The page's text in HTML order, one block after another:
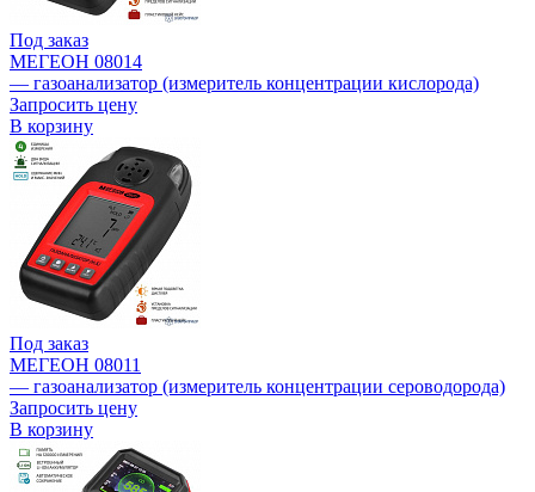
Под заказ
МЕГЕОН 08014
— газоанализатор (измеритель концентрации кислорода)
Запросить цену
В корзину
Под заказ
МЕГЕОН 08011
— газоанализатор (измеритель концентрации сероводорода)
Запросить цену
В корзину